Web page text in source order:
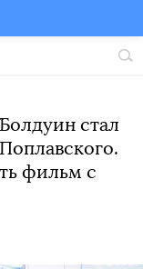
стал
фильм с